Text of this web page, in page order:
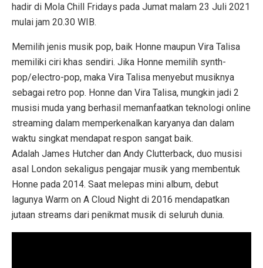
hadir di Mola Chill Fridays pada Jumat malam 23 Juli 2021
mulai jam 20.30 WIB.
Memilih jenis musik pop, baik Honne maupun Vira Talisa
memiliki ciri khas sendiri. Jika Honne memilih synth-
pop/electro-pop, maka Vira Talisa menyebut musiknya
sebagai retro pop. Honne dan Vira Talisa, mungkin jadi 2
musisi muda yang berhasil memanfaatkan teknologi online
streaming dalam memperkenalkan karyanya dan dalam
waktu singkat mendapat respon sangat baik.
Adalah James Hutcher dan Andy Clutterback, duo musisi
asal London sekaligus pengajar musik yang membentuk
Honne pada 2014. Saat melepas mini album, debut
lagunya Warm on A Cloud Night di 2016 mendapatkan
jutaan streams dari penikmat musik di seluruh dunia.